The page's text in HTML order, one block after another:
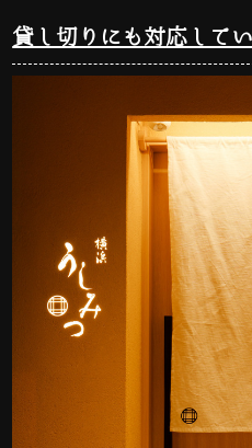
貸し切りにも対応して